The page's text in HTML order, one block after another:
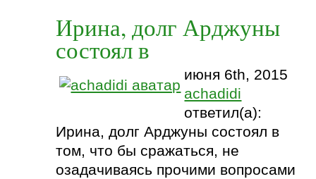
Ирина, долг Арджуны
состоял в
июня 6th, 2015
achadidi
ответил(а):
Ирина, долг Арджуны состоял в
том, что бы сражаться, не
озадачиваясь прочими вопросами